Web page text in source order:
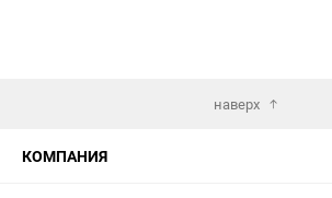
наверх
КОМПАНИЯ